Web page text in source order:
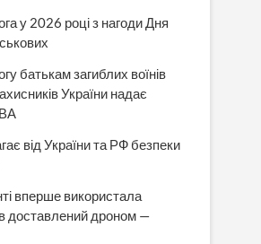
у 2026 році з нагоди Дня
батькам загиблих воїнів
України надає
від України та РФ безпеки
вперше використала
доставлений дроном —